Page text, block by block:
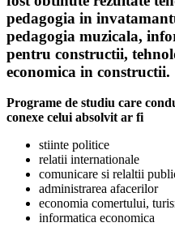
pedagogia in
pedagogia muzicala,
pentru constructii,
economica in constructii.
Programe de studiu care
conexe celui absolvit ar fi
stiinte politice
relatii internationale
comunicare si relaltii
administrarea afacerilor
economia comertului,
informatica economica